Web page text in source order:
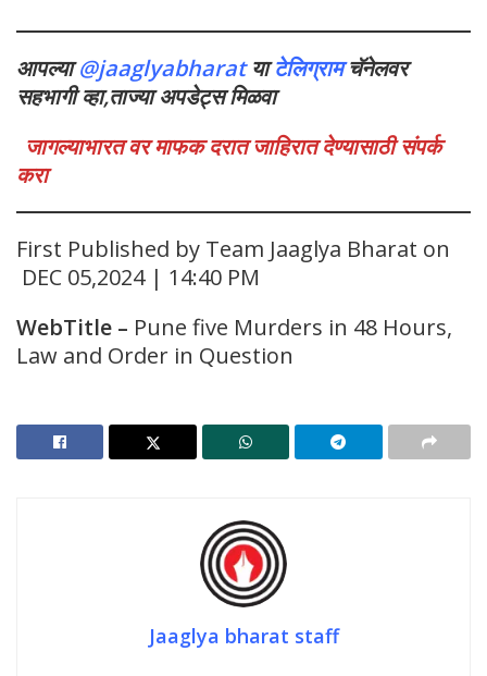
आपल्या@jaaglyabharatयाटेलिग्रामचॅनेलवर
सहभागी व्हा,ताज्या अपडेट्स मिळवा
जागल्याभारत वर माफक दरात जाहिरात देण्यासाठी संपर्क
करा
First Published by Team Jaaglya Bharat on
DEC 05,2024 | 14:40 PM
WebTitle – Pune five Murders in 48 Hours,
Law and Order in Question
Jaaglya bharat staff